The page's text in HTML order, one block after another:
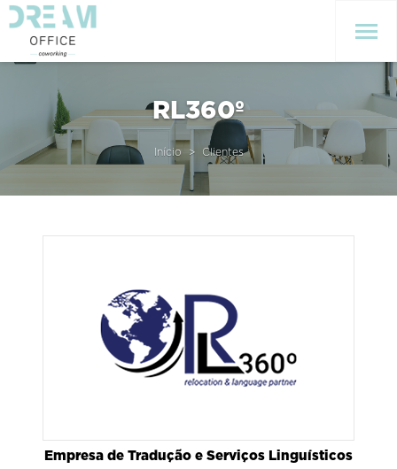
RL360º
Início Clientes
Empresa de Tradução e Serviços Linguísticos